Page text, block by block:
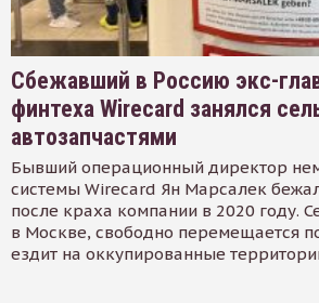
Сбежавший в Россию экс-
финтеха Wirecard занялся
автозапчастями
Бывший операционный директор
системы Wirecard Ян Марсалек
после краха компании в 2020 году.
в Москве, свободно перемещается
ездит на оккупированные